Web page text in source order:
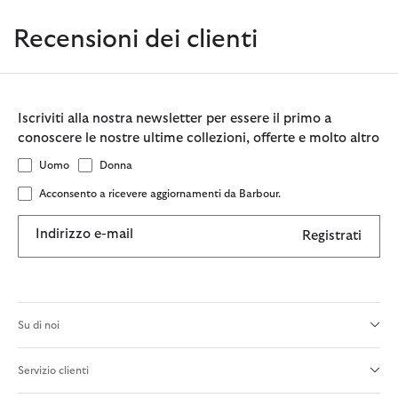
Recensioni dei clienti
Iscriviti alla nostra newsletter per essere il primo a
conoscere le nostre ultime collezioni, offerte e molto altro
Uomo Donna
Acconsento a ricevere aggiornamenti da Barbour.
Indirizzo e-mail Registrati
Su di noi
Servizio clienti